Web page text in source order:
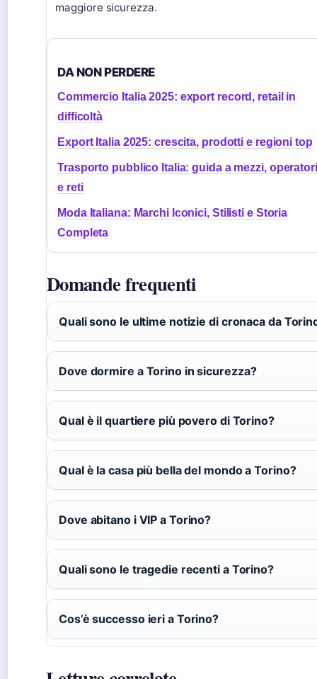
maggiore sicurezza.
DA NON PERDERE
Commercio Italia 2025: export record, retail in
difficoltà
Export Italia 2025: crescita, prodotti e regioni top
Trasporto pubblico Italia: guida a mezzi, operatori
e reti
Moda Italiana: Marchi Iconici, Stilisti e Storia
Completa
Domande frequenti
Quali sono le ultime notizie di cronaca da
Dove dormire a Torino in sicurezza?
Qual è il quartiere più povero di Torino?
Qual è la casa più bella del mondo a Torino?
Dove abitano i VIP a Torino?
Quali sono le tragedie recenti a Torino?
Cos’è successo ieri a Torino?